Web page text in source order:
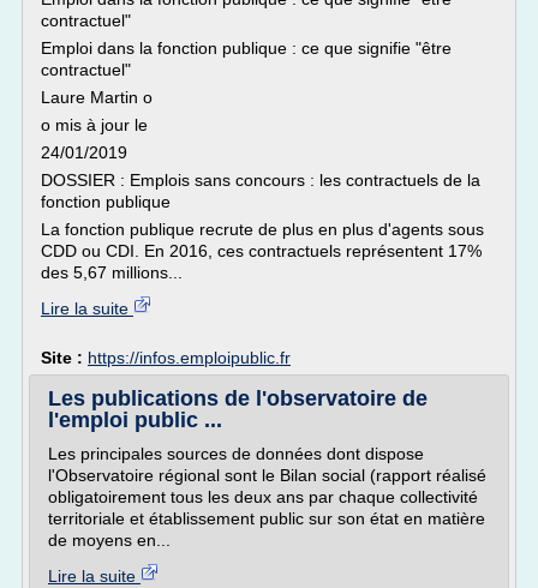
contractuel"
Emploi dans la fonction publique : ce que signifie "être
contractuel"
Laure Martin o
o mis à jour le
24/01/2019
DOSSIER : Emplois sans concours : les contractuels de la
fonction publique
La fonction publique recrute de plus en plus d'agents sous
CDD ou CDI. En 2016, ces contractuels représentent 17%
des 5,67 millions...
Lire la suite
Site : https://infos.emploipublic.fr
Les publications de l'observatoire de
l'emploi public ...
Les principales sources de données dont dispose
l'Observatoire régional sont le Bilan social (rapport réalisé
obligatoirement tous les deux ans par chaque collectivité
territoriale et établissement public sur son état en matière
de moyens en...
Lire la suite